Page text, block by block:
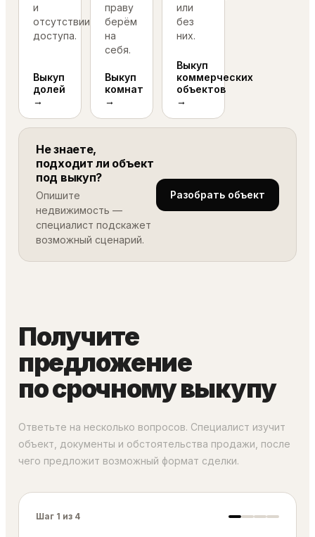
и
отсутствии
доступа.
Выкуп
долей
→
праву
берём
на
себя.
Выкуп
комнат
→
или
без
них.
Выкуп
коммерческих
объектов
→
Не знаете,
подходит ли объект
под выкуп?
Опишите
недвижимость —
специалист подскажет
возможный сценарий.
Разобрать объект
Получите
предложение
по срочному выкупу
Ответьте на несколько вопросов. Специалист изучит
объект, документы и обстоятельства продажи, после
чего предложит возможный формат сделки.
Шаг 1 из 4